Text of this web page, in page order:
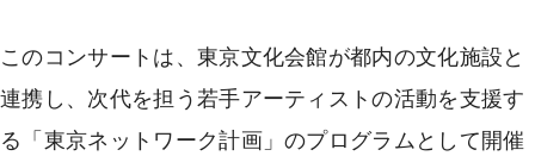
このコンサートは、東京文化会館が都内の文化施設と
連携し、次代を担う若手アーティストの活動を支援す
る「東京ネットワーク計画」のプログラムとして開催